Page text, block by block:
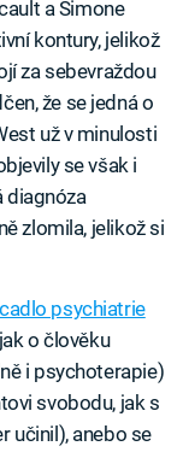
a Simone
kontury, jelikož
za sebevraždou
že se jedná o
už v minulosti
se však i
diagnóza
zlomila, jelikož si
psychiatrie
o člověku
i psychoterapie)
svobodu, jak s
učinil), anebo se